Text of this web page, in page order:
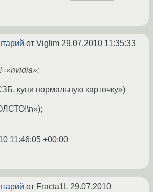
от Viglim 29.07.2010 11:35:33
купи нормальную карточку»)
11:46:05 +00:00
от Fracta1L 29.07.2010